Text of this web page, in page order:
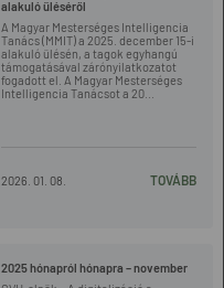
alakuló üléséről
A Magyar Mesterséges Intelligencia
Tanács (MMIT) a 2025. december 15-i
alakuló ülésén, a tagok egyhangú
támogatásával zárónyilatkozatot
fogadott el. A Magyar Mesterséges
Intelligencia Tanácsot a 20...
2026. 01. 08. TOVÁBB
2025 hónapról hónapra – november